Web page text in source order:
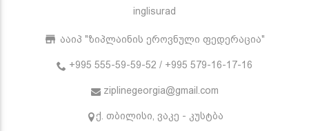
inglisurad
ააიპ "ზიპლაინის ეროვნული ფედერაცია"
+995 555-59-59-52 / +995 579-16-17-16
ziplinegeorgia@gmail.com
ქ. თბილისი, ვაკე - კუსტბა